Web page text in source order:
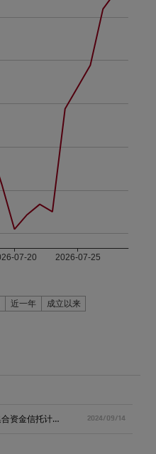
近一年 成立以来
渤海信托-广益汇富日日盈3号集合资金信托计划-推介书.pdf.pdf 2024/09/14